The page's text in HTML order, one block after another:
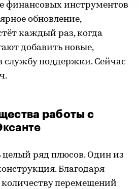
финансовых инструментов
обновление,
каждый раз, когда
добавить новые,
службу поддержки. Сейчас
работы с
ряд плюсов. Один из
Благодаря
перемещений